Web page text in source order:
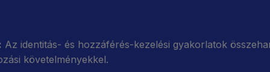
Az identitás- és hozzáférés-kezelési gyakorlatok
követelményekkel.